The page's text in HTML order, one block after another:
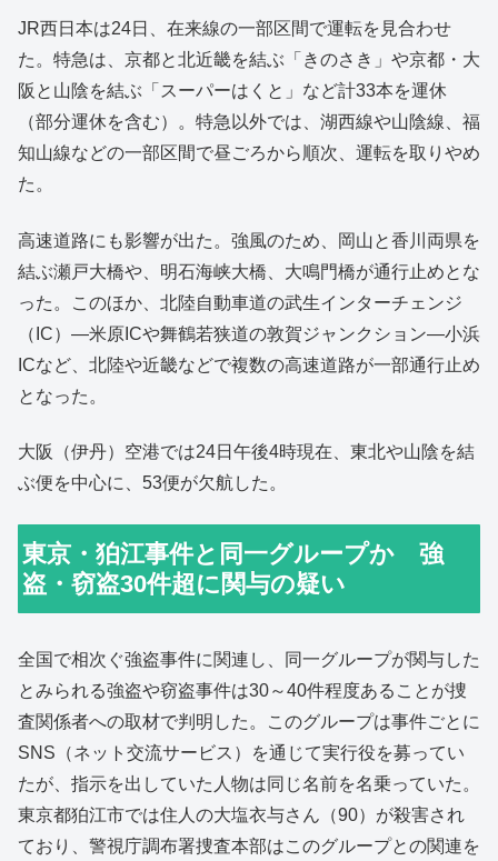
JR西日本は24日、在来線の一部区間で運転を見合わせ
た。特急は、京都と北近畿を結ぶ「きのさき」や京都・大
阪と山陰を結ぶ「スーパーはくと」など計33本を運休
（部分運休を含む）。特急以外では、湖西線や山陰線、福
知山線などの一部区間で昼ごろから順次、運転を取りやめ
た。
高速道路にも影響が出た。強風のため、岡山と香川両県を
結ぶ瀬戸大橋や、明石海峡大橋、大鳴門橋が通行止めとな
った。このほか、北陸自動車道の武生インターチェンジ
（IC）―米原ICや舞鶴若狭道の敦賀ジャンクション―小浜
ICなど、北陸や近畿などで複数の高速道路が一部通行止め
となった。
大阪（伊丹）空港では24日午後4時現在、東北や山陰を結
ぶ便を中心に、53便が欠航した。
東京・狛江事件と同一グループか 強
盗・窃盗30件超に関与の疑い
全国で相次ぐ強盗事件に関連し、同一グループが関与した
とみられる強盗や窃盗事件は30～40件程度あることが捜
査関係者への取材で判明した。このグループは事件ごとに
SNS（ネット交流サービス）を通じて実行役を募ってい
たが、指示を出していた人物は同じ名前を名乗っていた。
東京都狛江市では住人の大塩衣与さん（90）が殺害され
ており、警視庁調布署捜査本部はこのグループとの関連を